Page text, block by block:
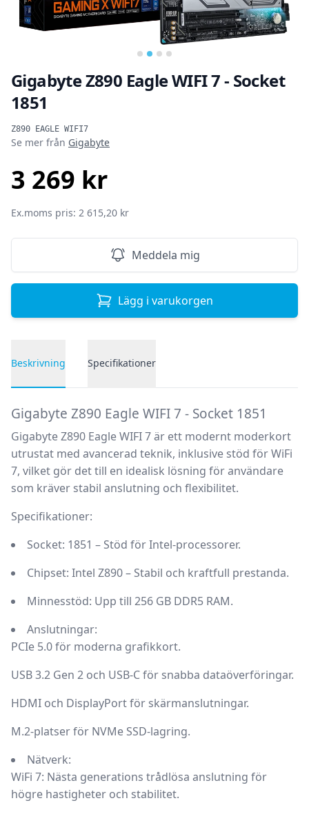
Gigabyte Z890 Eagle WIFI 7 - Socket
1851
Z890 EAGLE WIFI7
Produktinformation
Se mer från Gigabyte
3 269 kr
Ex.moms pris: 2 615,20 kr
Meddela mig
Lägg i varukorgen
Beskrivning Specifikationer
Gigabyte Z890 Eagle WIFI 7 - Socket 1851
Gigabyte Z890 Eagle WIFI 7 är ett modernt moderkort
utrustat med avancerad teknik, inklusive stöd för WiFi
7, vilket gör det till en idealisk lösning för användare
som kräver stabil anslutning och flexibilitet.
Specifikationer:
Socket: 1851 – Stöd för Intel-processorer.
Chipset: Intel Z890 – Stabil och kraftfull prestanda.
Minnesstöd: Upp till 256 GB DDR5 RAM.
Anslutningar:
PCIe 5.0 för moderna grafikkort.
USB 3.2 Gen 2 och USB-C för snabba dataöverföringar.
HDMI och DisplayPort för skärmanslutningar.
M.2-platser för NVMe SSD-lagring.
Nätverk:
WiFi 7: Nästa generations trådlösa anslutning för
högre hastigheter och stabilitet.